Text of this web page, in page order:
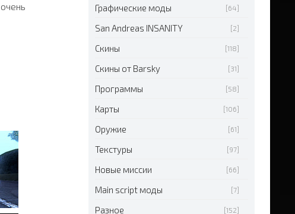
Графические моды [64]
San Andreas INSANITY [2]
Скины [118]
Скины от Barsky [31]
Программы [58]
Карты [106]
Оружие [61]
Текстуры [97]
Новые миссии [66]
Main script моды [7]
Разное [152]